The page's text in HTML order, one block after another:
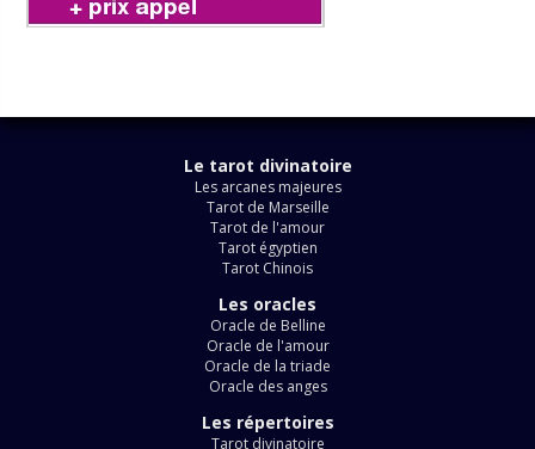
Le tarot divinatoire
Les arcanes majeures
Tarot de Marseille
Tarot de l'amour
Tarot égyptien
Tarot Chinois
Les oracles
Oracle de Belline
Oracle de l'amour
Oracle de la triade
Oracle des anges
Les répertoires
Tarot divinatoire